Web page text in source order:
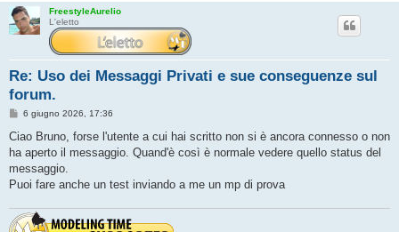
FreestyleAurelio
L'eletto
Re: Uso dei Messaggi Privati e sue conseguenze sul
forum.
M
s
a
g
i
6 giugno 2026, 17:36
Ciao Bruno, forse l'utente a cui hai scritto non si è ancora connesso o non
ha aperto il messaggio. Quand'è così è normale vedere quello status del
messaggio.
Puoi fare anche un test inviando a me un mp di prova